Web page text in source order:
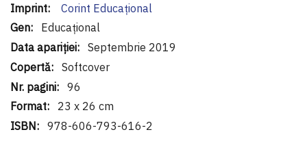
Corint Educaţional
Educațional
Septembrie 2019
Softcover
96
23 x 26 cm
978-606-793-616-2